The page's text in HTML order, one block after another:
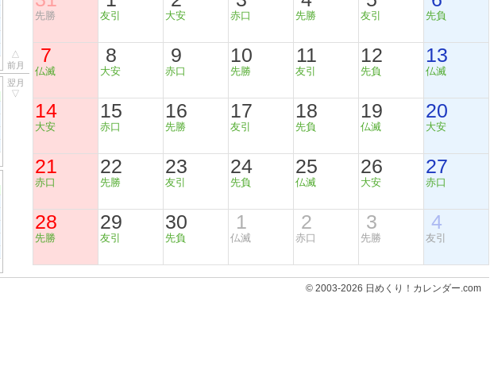
△
前月
翌月
▽
先勝 友引 大安 赤口 先勝 友引 先負
7
仏滅
8
大安
9
赤口
10
先勝
11
友引
12
先負
13
仏滅
14
大安
15
赤口
16
先勝
17
友引
18
先負
19
仏滅
20
大安
21
赤口
22
先勝
23
友引
24
先負
25
仏滅
26
大安
27
赤口
28
先勝
29
友引
30
先負
1
仏滅
2
赤口
3
先勝
4
友引
© 2003-2026 日めくり！カレンダー.com